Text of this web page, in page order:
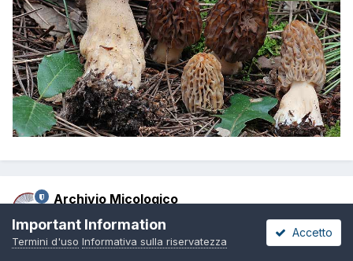
Archivio Micologico
Inviato 21 Aprile 2016
Morchella elataFr.; Regione Valle d'Aosta; Maggio 2009; Foto e
Important Information
Termini d'uso Informativa sulla riservatezza
Accetto